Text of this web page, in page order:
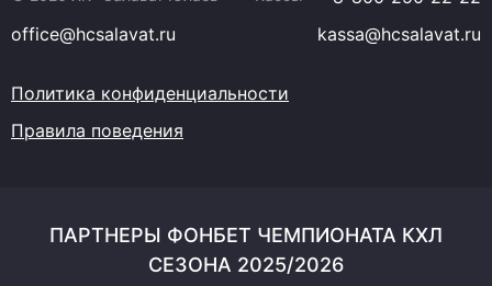
office@hcsalavat.ru
kassa@hcsalavat.ru
Политика конфиденциальности
Правила поведения
ПАРТНЕРЫ ФОНБЕТ ЧЕМПИОНАТА КХЛ
СЕЗОНА 2025/2026